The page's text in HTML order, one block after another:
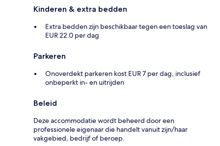
Kinderen & extra bedden
Extra bedden zijn beschikbaar tegen een toeslag van
EUR 22.0 per dag
Parkeren
Onoverdekt parkeren kost EUR 7 per dag, inclusief
onbeperkt in- en uitrijden
Beleid
Deze accommodatie wordt beheerd door een
professionele eigenaar die handelt vanuit zijn/haar
vakgebied, bedrijf of beroep.